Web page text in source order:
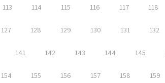
113 114 115 116 117 118
127 128 129 130 131 132
141 142 143 144 145
154 155 156 157 158 159